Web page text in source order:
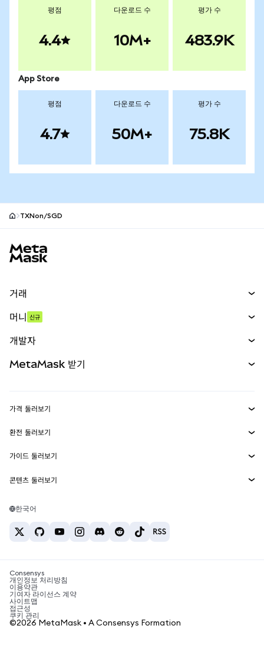
평점
4.4
다운로드 수
10M+
평가 수
483.9K
App Store
평점
4.7
다운로드 수
50M+
평가 수
75.8K
TXNon/SGD
거래
무기한 선물
실물자산
머니 신규
개발자
MetaMask Connect
Snaps
웹3 서비스
MetaMask 받기
보안
고객 지원
채용
가격 둘러보기
이더리움 가격
솔라나 가격
테더 가격
환전 둘러보기
ETH를 USD로 환전
USDT를 INR로 환전
BTC를 INR로 환전
ETH를 USDT로 환전
가이드 둘러보기
ETH 매수
USDT 매수
SHIB 매수
BNB 매수
콘텐츠 둘러보기
솔라나 지갑
암호화폐 세금 뉴스
암호화폐 매수 방법
비트코인 매도 방법
한국어
Consensys
개인정보 처리방침
이용약관
기여자 라이선스 계약
사이트맵
접근성
쿠키 관리
©2026 MetaMask • A Consensys Formation